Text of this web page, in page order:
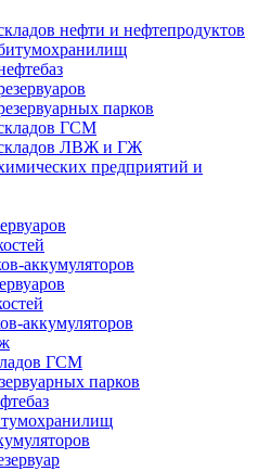
нефти и нефтепродуктов
парков
ГСМ
ЛВЖ и ГЖ
предприятий и
аккумуляторов
аккумуляторов
ГСМ
парков